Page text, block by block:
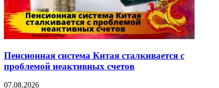
Пенсионная система Китая сталкивается с
проблемой неактивных счетов
07.08.2026